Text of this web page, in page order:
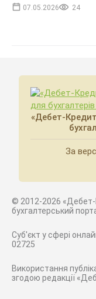
07.05.2026 24
«Дебет-
За
© 2012-2026 «Дебет-
бухгалтерський
Суб'єкт у сфері
02725
Використання
згодою редакції